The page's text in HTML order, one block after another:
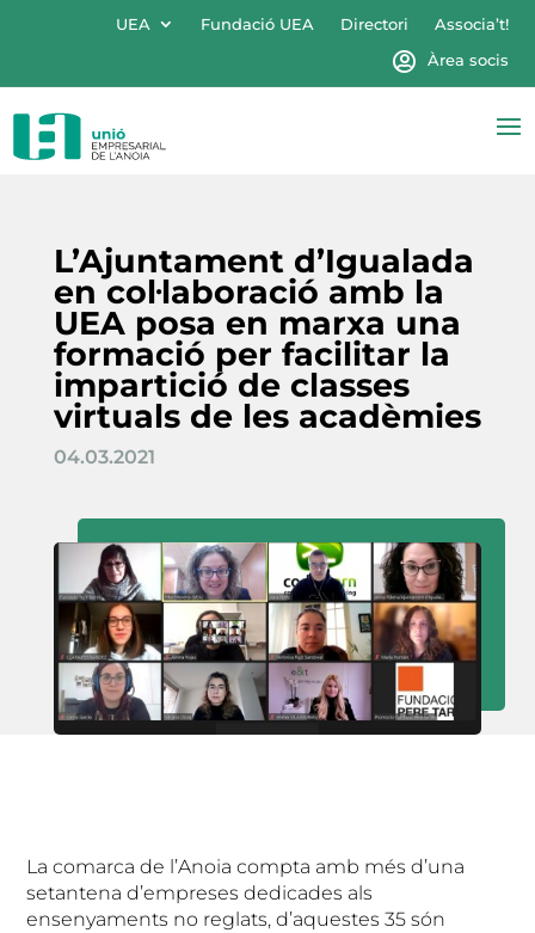
UEA Fundació UEA Directori
Associa’t!
Àrea socis
L’Ajuntament d’Igualada
en col·laboració amb la
UEA posa en marxa una
formació per facilitar la
impartició de classes
virtuals de les acadèmies
04.03.2021
La comarca de l’Anoia compta amb més d’una
setantena d’empreses dedicades als
ensenyaments no reglats, d’aquestes 35 són